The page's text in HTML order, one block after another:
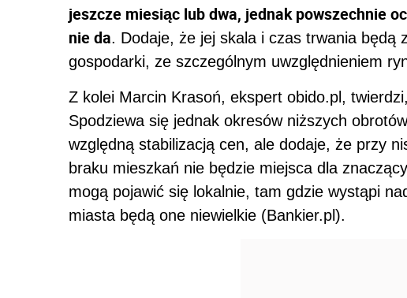
jeszcze miesiąc lub dwa, jednak powszechnie
nie da. Dodaje, że jej skala i czas trwania będą
gospodarki, ze szczególnym uwzględnieniem
Z kolei Marcin Krasoń, ekspert obido.pl,
Spodziewa się jednak okresów niższych
względną stabilizacją cen, ale dodaje, że przy
braku mieszkań nie będzie miejsca dla
mogą pojawić się lokalnie, tam gdzie wystąpi
miasta będą one niewielkie (Bankier.pl).